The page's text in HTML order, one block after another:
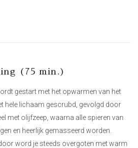
(75 min.)
gestart met het opwarmen van het
hele lichaam gescrubd, gevolgd door
met olijfzeep, waarna alle spieren van
en heerlijk gemasseerd worden.
word je steeds overgoten met warm